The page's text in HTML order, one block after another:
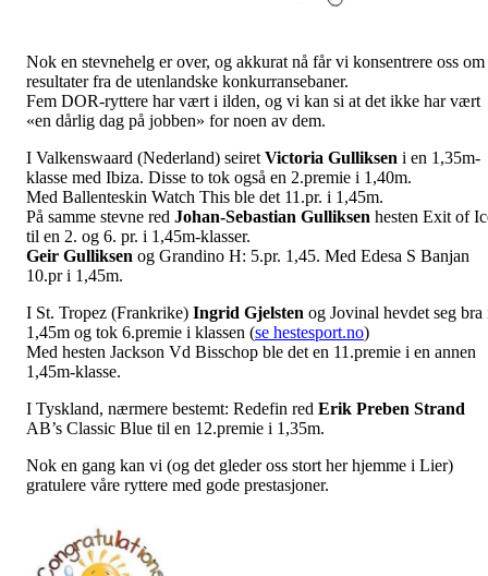
Nok en stevnehelg er over, og akkurat nå får vi konsentrere oss om
resultater fra de utenlandske konkurransebaner.
Fem DOR-ryttere har vært i ilden, og vi kan si at det ikke har vært
«en dårlig dag på jobben» for noen av dem.
I Valkenswaard (Nederland) seiret Victoria Gulliksen i en 1,35m-
klasse med Ibiza. Disse to tok også en 2.premie i 1,40m.
Med Ballenteskin Watch This ble det 11.pr. i 1,45m.
På samme stevne red Johan-Sebastian Gulliksen hesten Exit of
til en 2. og 6. pr. i 1,45m-klasser.
Geir Gulliksen og Grandino H: 5.pr. 1,45. Med Edesa S Banjan
10.pr i 1,45m.
I St. Tropez (Frankrike) Ingrid Gjelsten og Jovinal hevdet seg bra
1,45m og tok 6.premie i klassen (se hestesport.no)
Med hesten Jackson Vd Bisschop ble det en 11.premie i en annen
1,45m-klasse.
I Tyskland, nærmere bestemt: Redefin red Erik Preben Strand
AB’s Classic Blue til en 12.premie i 1,35m.
Nok en gang kan vi (og det gleder oss stort her hjemme i Lier)
gratulere våre ryttere med gode prestasjoner.